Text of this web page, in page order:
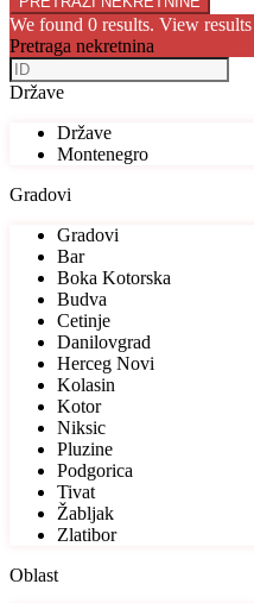
We found 0 results. View results
Pretraga nekretnina
Države
Države
Montenegro
Gradovi
Gradovi
Bar
Boka Kotorska
Budva
Cetinje
Danilovgrad
Herceg Novi
Kolasin
Kotor
Niksic
Pluzine
Podgorica
Tivat
Žabljak
Zlatibor
Oblast